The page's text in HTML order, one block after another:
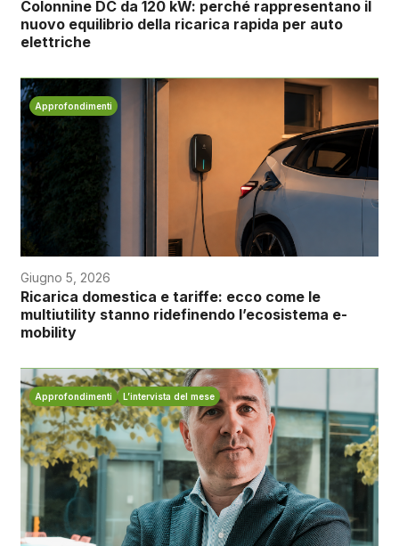
Colonnine DC da 120 kW: perché rappresentano il
nuovo equilibrio della ricarica rapida per auto
elettriche
Approfondimenti
Giugno 5, 2026
Ricarica domestica e tariffe: ecco come le
multiutility stanno ridefinendo l’ecosistema e-
mobility
Approfondimenti L’intervista del mese